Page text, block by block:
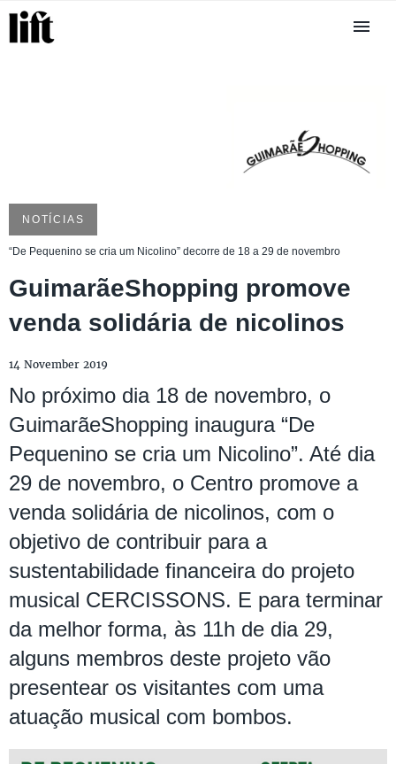
NOTÍCIAS
“De Pequenino se cria um Nicolino” decorre de 18 a 29 de novembro
GuimarãeShopping promove
venda solidária de nicolinos
14 November 2019
No próximo dia 18 de novembro, o
GuimarãeShopping inaugura “De
Pequenino se cria um Nicolino”. Até dia
29 de novembro, o Centro promove a
venda solidária de nicolinos, com o
objetivo de contribuir para a
sustentabilidade financeira do projeto
musical CERCISSONS. E para terminar
da melhor forma, às 11h de dia 29,
alguns membros deste projeto vão
presentear os visitantes com uma
atuação musical com bombos.